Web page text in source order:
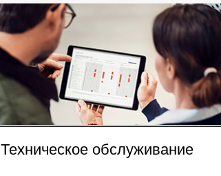
Техническое обслуживание